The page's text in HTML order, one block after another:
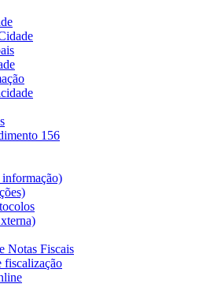
156
informação)
Notas Fiscais
fiscalização